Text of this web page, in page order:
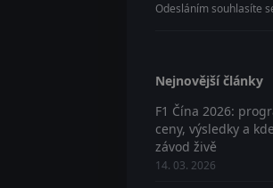
Odesláním souhlasíte
Nejnovější články
F1 Čína 2026:
ceny, výsledky a
závod živě
14. 03. 2026